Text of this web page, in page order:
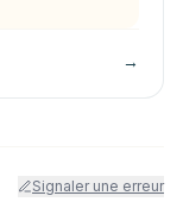
→
Signaler une erreur